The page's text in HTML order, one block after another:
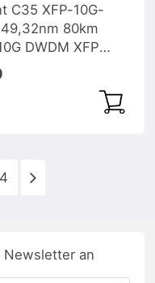
C35 XFP-10G-
80km
DWDM XFP
DOM
4
an